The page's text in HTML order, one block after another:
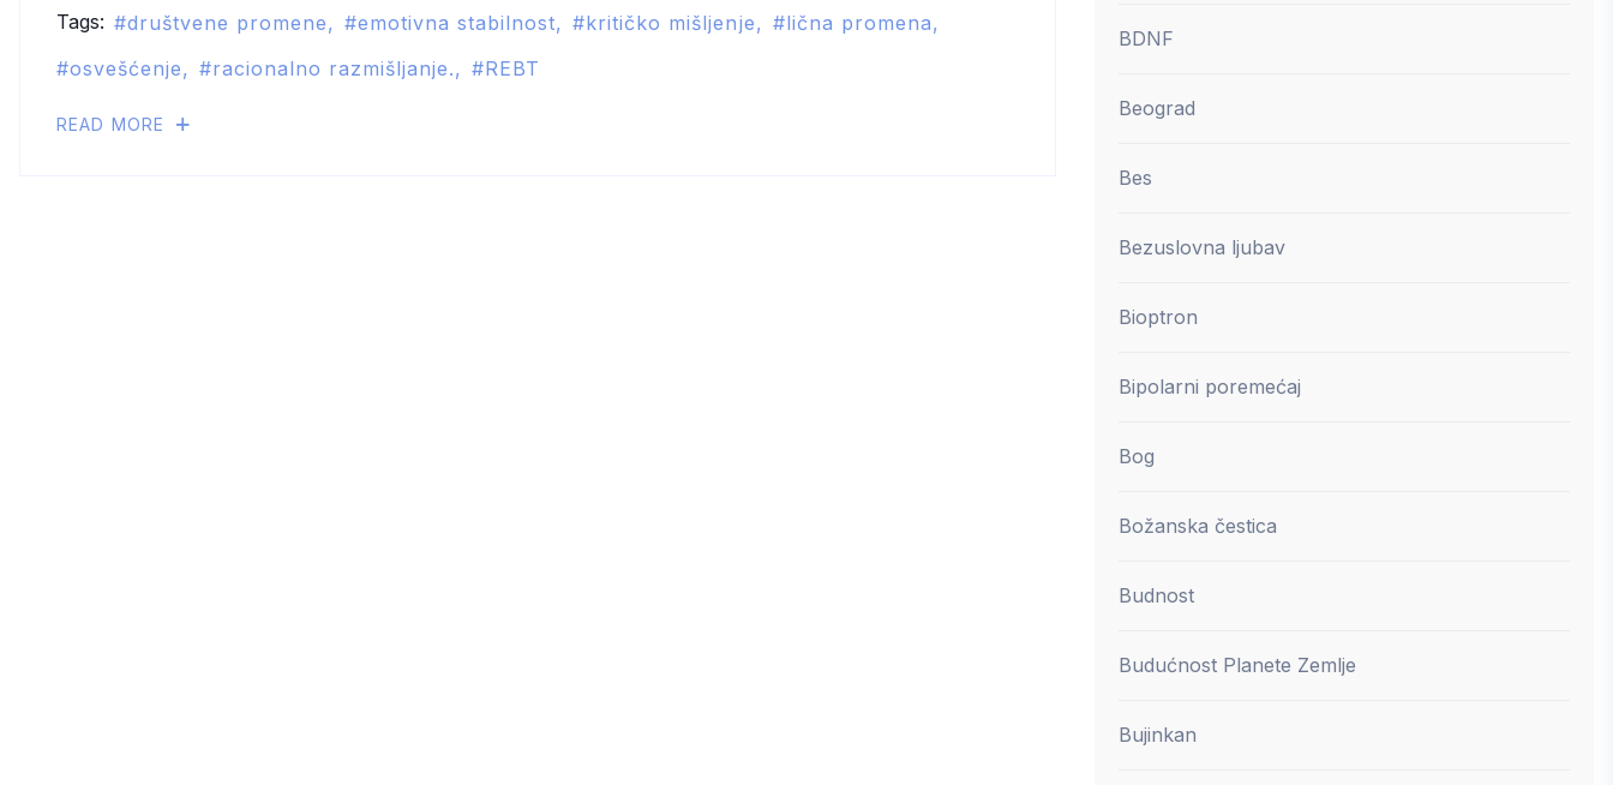
Tags: društvene promene emotivna stabilnost kritičko mišljenje
lična promena
osvešćenje
racionalno razmišljanje. REBT
READ MORE
BDNF
Beograd
Bes
Bezuslovna ljubav
Bioptron
Bipolarni poremećaj
Bog
Božanska čestica
Budnost
Budućnost Planete Zemlje
Bujinkan